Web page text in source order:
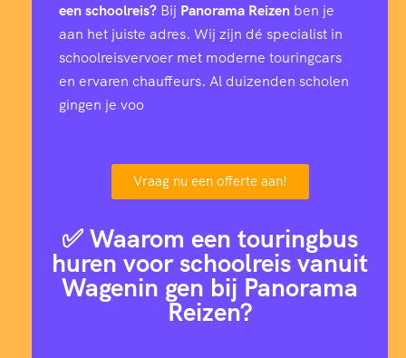
een schoolreis? Bij Panorama Reizen ben je
aan het juiste adres. Wij zijn dé specialist in
schoolreisvervoer met moderne touringcars
en ervaren chauffeurs. Al duizenden scholen
gingen je voo
Vraag nu een offerte aan!
✅ Waarom een touringbus
huren voor schoolreis vanuit
Wagenin gen bij Panorama
Reizen?